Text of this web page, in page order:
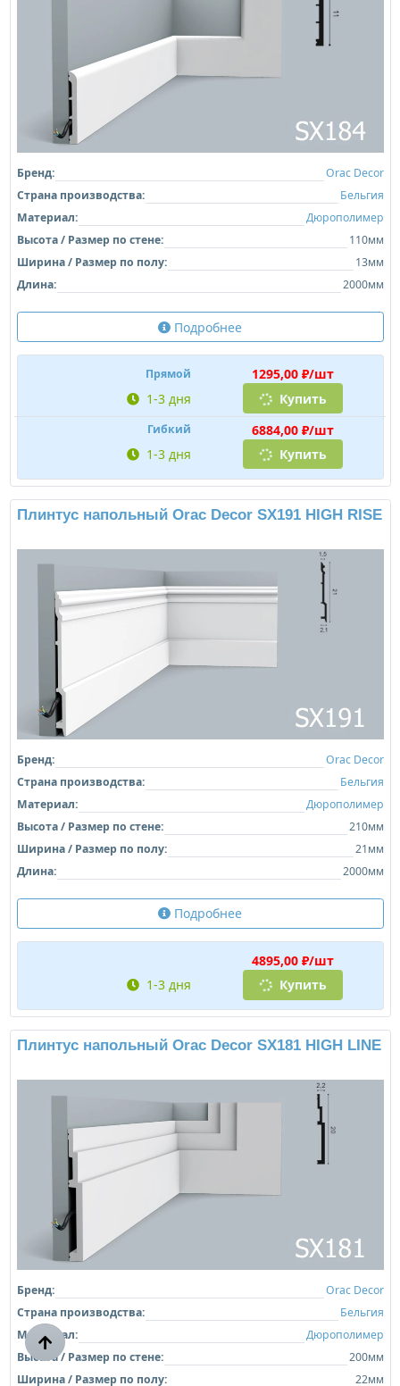
Бренд:
Orac Decor
Страна производства:
Бельгия
Материал:
Дюрополимер
Высота / Размер по стене:
110мм
Ширина / Размер по полу:
13мм
Длина:
2000мм
Подробнее
Прямой
1295,00 ₽/шт
1-3 дня
Купить
Гибкий
6884,00 ₽/шт
1-3 дня
Купить
Плинтус напольный Orac Decor SX191 HIGH RISE
Бренд:
Orac Decor
Страна производства:
Бельгия
Материал:
Дюрополимер
Высота / Размер по стене:
210мм
Ширина / Размер по полу:
21мм
Длина:
2000мм
Подробнее
4895,00 ₽/шт
1-3 дня
Купить
Плинтус напольный Orac Decor SX181 HIGH LINE
Бренд:
Orac Decor
Страна производства:
Бельгия
Материал:
Дюрополимер
Высота / Размер по стене:
200мм
Ширина / Размер по полу:
22мм